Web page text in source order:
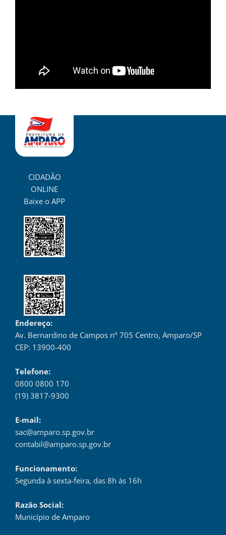
CIDADÃO
ONLINE
Baixe o APP
Endereço:
Av. Bernardino de Campos nº 705 Centro, Amparo/SP
CEP: 13900-400
Telefone:
0800 0800 170
(19) 3817-9300
E-mail:
sac@amparo.sp.gov.br
contabil@amparo.sp.gov.br
Funcionamento:
Segunda à sexta-feira, das 8h às 16h
Razão Social:
Município de Amparo